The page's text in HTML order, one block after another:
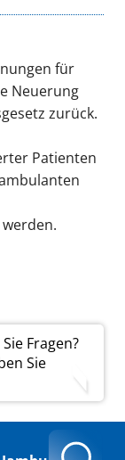
Fragen?
Sie
für
Neuerung
zurück.
Patienten